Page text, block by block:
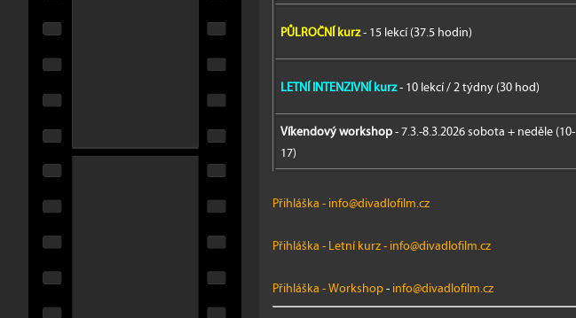
PŮLROČNÍ kurz- 15 lekcí (37.5 hodin)
LETNÍ INTENZIVNÍ kurz- 10 lekcí / 2 týdny (30 hod)
Víkendový workshop- 7.3.-8.3.2026 sobota + neděle (10-
17)
Přihláška-info@divadlofilm.cz
Přihláška - Letní kurz-info@divadlofilm.cz
Přihláška - Workshop-info@divadlofilm.cz